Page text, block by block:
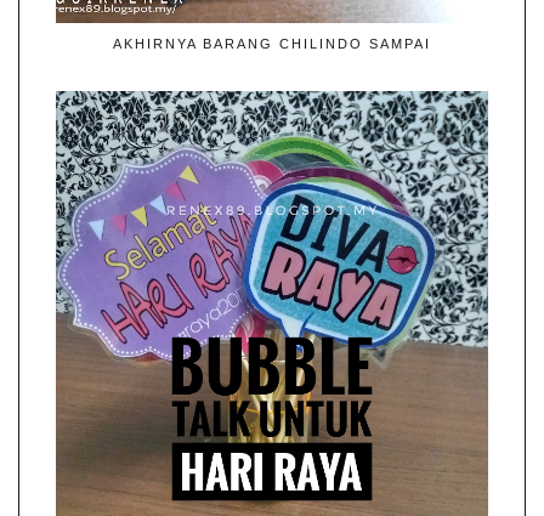
AKHIRNYA BARANG CHILINDO SAMPAI